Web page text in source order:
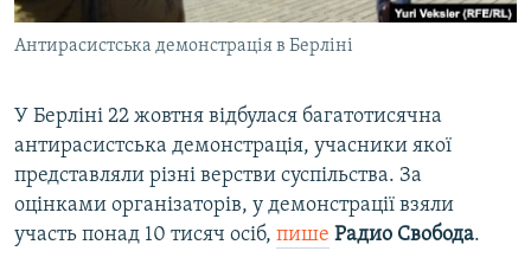
СВІДЧЕННЯ ОКУПАЦІЇ
УКРАЇНСЬКА ПРОБЛЕМА КРИМУ
Qırımtatar
Усі сайти RFE/RL
Антирасистська демонстрація в Берліні
У Берліні 22 жовтня відбулася багатотисячна
антирасистська демонстрація, учасники якої
представляли різні верстви суспільства. За
оцінками організаторів, у демонстрації взяли
участь понад 10 тисяч осіб, пише Радио Свобода.